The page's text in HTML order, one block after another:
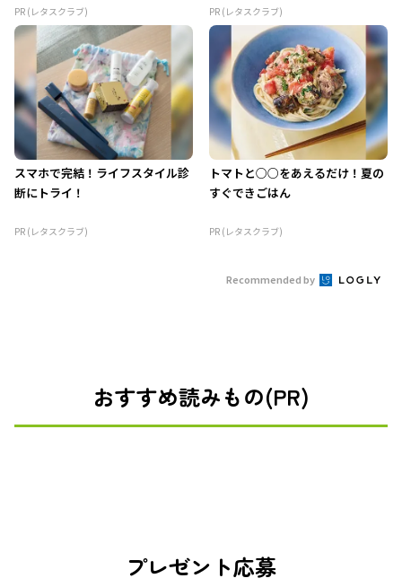
PR (レタスクラブ) PR (レタスクラブ)
スマホで完結！ライフスタイル診
断にトライ！
PR (レタスクラブ)
トマトと○○をあえるだけ！夏の
すぐできごはん
PR (レタスクラブ)
Recommended by
おすすめ読みもの(PR)
プレゼント応募